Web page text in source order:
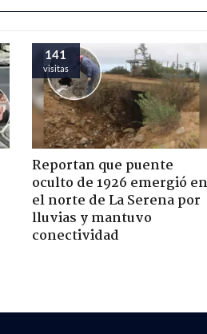
141
visitas
Reportan que puente
oculto de 1926 emergió en
el norte de La Serena por
lluvias y mantuvo
conectividad